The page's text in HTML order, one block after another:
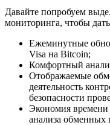
Давайте попробуем
мониторинга, чтобы
Ежеминутные
Visa на Bitcoin;
Комфортный
Отображаемые
деятельность
безопасности
Экономия времени
анализа обменных